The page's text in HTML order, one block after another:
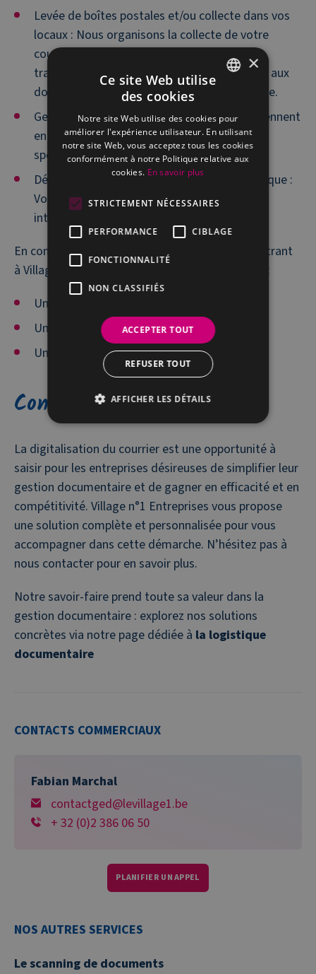
Levée de boîtes postales et/ou collecte dans vos
locaux : Nous organisons la collecte de votre
courrier de manière à ce que vous puissiez
travailler sur vos courriers sans avoir recours aux
documents physiques, et ce même à distance.
Gestion du courrier entrant : Nos équipes prennent
en charge l’ouverture, le tri et la typologie
spécifique à votre entreprise.
Dépôt du courrier sur votre réseau informatique :
Vos documents numérisés sont directement
intégrés à votre système d’information.
En confiant la digitalisation de votre courrier entrant
à Village n°1 Entreprises, vous faites le choix de :
Une solution sur mesure ;
Un accompagnement personnalisé ;
Une sécurité optimale de vos données.
Conclusion
La digitalisation du courrier est une opportunité à
saisir pour les entreprises désireuses de simplifier leur
gestion documentaire et de gagner en efficacité et en
compétitivité. Village n°1 Entreprises vous propose
une solution complète et personnalisée pour vous
accompagner dans cette démarche. N’hésitez pas à
nous contacter pour en savoir plus.
Notre savoir-faire prend toute sa valeur dans la
gestion documentaire : explorez nos solutions
concrètes via notre page dédiée à la logistique
documentaire
CONTACTS COMMERCIAUX
Fabian Marchal
contactged@levillage1.be
+ 32 (0)2 386 06 50
PLANIFIER UN APPEL
NOS AUTRES SERVICES
Le scanning de documents
DUTCH
×
Ce site Web utilise
des cookies
Notre site Web utilise des cookies pour
améliorer l'expérience utilisateur. En utilisant
notre site Web, vous acceptez tous les cookies
conformément à notre Politique relative aux
cookies. En savoir plus
STRICTEMENT NÉCESSAIRES
PERFORMANCE CIBLAGE
FONCTIONNALITÉ
NON CLASSIFIÉS
ACCEPTER TOUT
REFUSER TOUT
AFFICHER LES DÉTAILS